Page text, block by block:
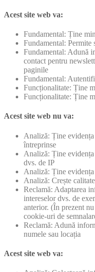
Acest site web va:
Fundamental: Ține
Fundamental: Permite
Fundamental: Adună
contact pentru
paginile
Fundamental:
Funcționalitate: Ține
Funcționalitate: Ține
Acest site web nu va:
Analiză: Ține
întreprinse
Analiză: Ține
dvs. de IP
Analiză: Ține
Analiză: Crește
Reclamă: Adaptarea
intereselor dvs. de
anterior. (În prezent
cookie-uri de
Reclamă: Adună
numele sau locația
Acest site web va: